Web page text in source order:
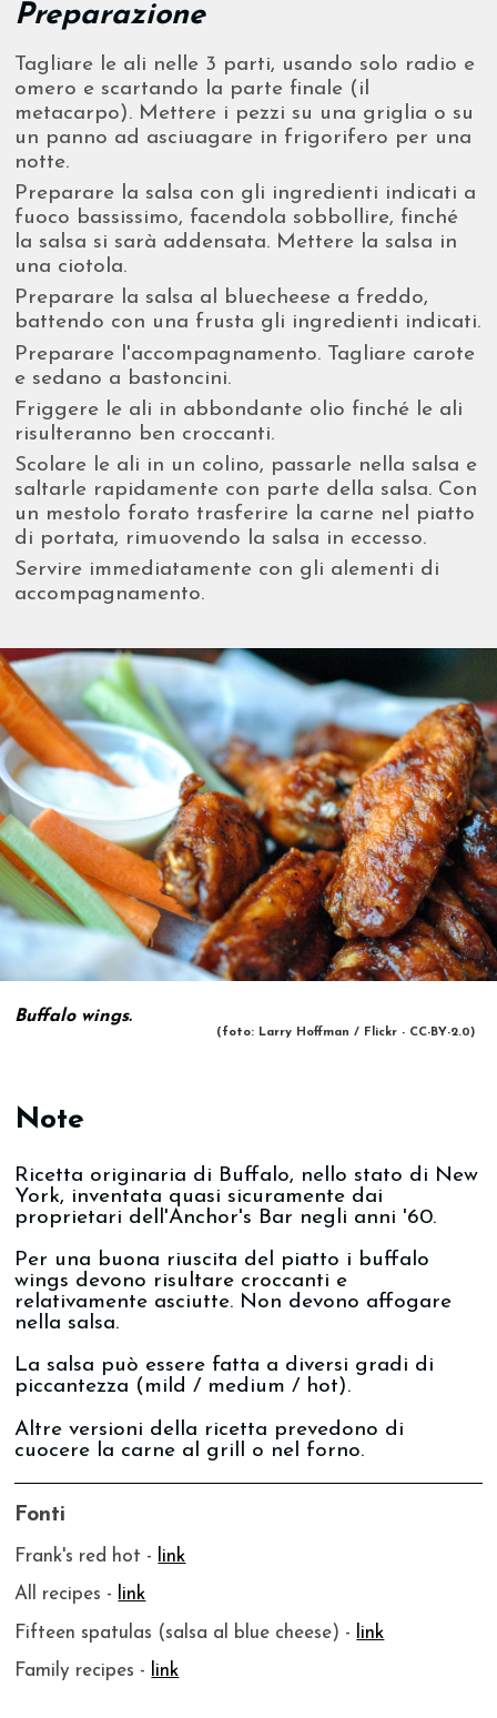
Preparazione
Tagliare le ali nelle 3 parti, usando solo radio e
omero e scartando la parte finale (il
metacarpo). Mettere i pezzi su una griglia o su
un panno ad asciuagare in frigorifero per una
notte.
Preparare la salsa con gli ingredienti indicati a
fuoco bassissimo, facendola sobbollire, finché
la salsa si sarà addensata. Mettere la salsa in
una ciotola.
Preparare la salsa al bluecheese a freddo,
battendo con una frusta gli ingredienti indicati.
Preparare l'accompagnamento. Tagliare carote
e sedano a bastoncini.
Friggere le ali in abbondante olio finché le ali
risulteranno ben croccanti.
Scolare le ali in un colino, passarle nella salsa e
saltarle rapidamente con parte della salsa. Con
un mestolo forato trasferire la carne nel piatto
di portata, rimuovendo la salsa in eccesso.
Servire immediatamente con gli alementi di
accompagnamento.
Buffalo wings.
(foto: Larry Hoffman / Flickr - CC-BY-2.0)
Note
Ricetta originaria di Buffalo, nello stato di New
York, inventata quasi sicuramente dai
proprietari dell'Anchor's Bar negli anni '60.
Per una buona riuscita del piatto i buffalo
wings devono risultare croccanti e
relativamente asciutte. Non devono affogare
nella salsa.
La salsa può essere fatta a diversi gradi di
piccantezza (mild / medium / hot).
Altre versioni della ricetta prevedono di
cuocere la carne al grill o nel forno.
Fonti
Frank's red hot - link
All recipes - link
Fifteen spatulas (salsa al blue cheese) - link
Family recipes - link